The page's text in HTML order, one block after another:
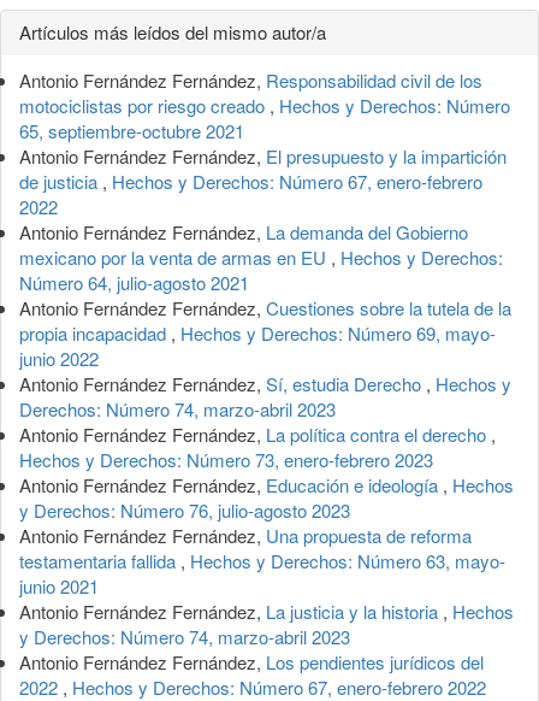
Detalles
del
artículo
Artículos más leídos del mismo autor/a
Antonio Fernández Fernández, Responsabilidad civil de los
motociclistas por riesgo creado , Hechos y Derechos: Número
65, septiembre-octubre 2021
Antonio Fernández Fernández, El presupuesto y la impartición
de justicia , Hechos y Derechos: Número 67, enero-febrero
2022
Antonio Fernández Fernández, La demanda del Gobierno
mexicano por la venta de armas en EU , Hechos y Derechos:
Número 64, julio-agosto 2021
Antonio Fernández Fernández, Cuestiones sobre la tutela de la
propia incapacidad , Hechos y Derechos: Número 69, mayo-
junio 2022
Antonio Fernández Fernández, Sí, estudia Derecho , Hechos y
Derechos: Número 74, marzo-abril 2023
Antonio Fernández Fernández, La política contra el derecho ,
Hechos y Derechos: Número 73, enero-febrero 2023
Antonio Fernández Fernández, Educación e ideología , Hechos
y Derechos: Número 76, julio-agosto 2023
Antonio Fernández Fernández, Una propuesta de reforma
testamentaria fallida , Hechos y Derechos: Número 63, mayo-
junio 2021
Antonio Fernández Fernández, La justicia y la historia , Hechos
y Derechos: Número 74, marzo-abril 2023
Antonio Fernández Fernández, Los pendientes jurídicos del
2022 , Hechos y Derechos: Número 67, enero-febrero 2022